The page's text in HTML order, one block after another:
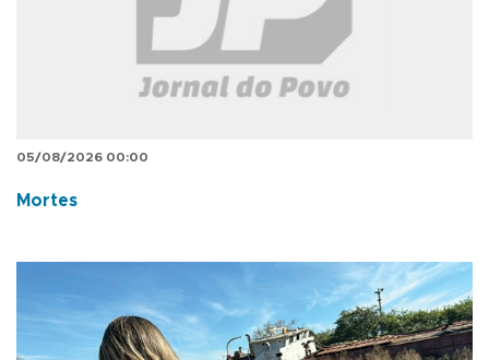
05/08/2026 00:00
Mortes